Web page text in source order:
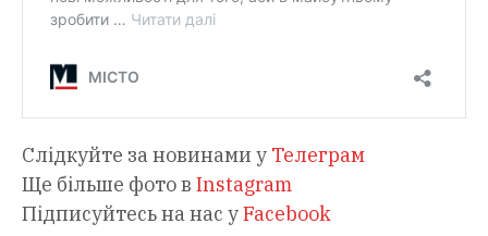
Слідкуйте за новинами у Телеграм
Ще більше фото в Instagram
Підписуйтесь на нас уFacebook